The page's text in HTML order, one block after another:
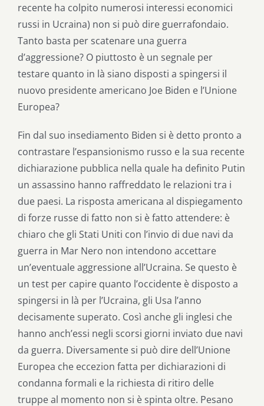
recente ha colpito numerosi interessi economici
russi in Ucraina) non si può dire guerrafondaio.
Tanto basta per scatenare una guerra
d’aggressione? O piuttosto è un segnale per
testare quanto in là siano disposti a spingersi il
nuovo presidente americano Joe Biden e l’Unione
Europea?
Fin dal suo insediamento Biden si è detto pronto a
contrastare l’espansionismo russo e la sua recente
dichiarazione pubblica nella quale ha definito Putin
un assassino hanno raffreddato le relazioni tra i
due paesi. La risposta americana al dispiegamento
di forze russe di fatto non si è fatto attendere: è
chiaro che gli Stati Uniti con l’invio di due navi da
guerra in Mar Nero non intendono accettare
un’eventuale aggressione all’Ucraina. Se questo è
un test per capire quanto l’occidente è disposto a
spingersi in là per l’Ucraina, gli Usa l’anno
decisamente superato. Così anche gli inglesi che
hanno anch’essi negli scorsi giorni inviato due navi
da guerra. Diversamente si può dire dell’Unione
Europea che eccezion fatta per dichiarazioni di
condanna formali e la richiesta di ritiro delle
truppe al momento non si è spinta oltre. Pesano